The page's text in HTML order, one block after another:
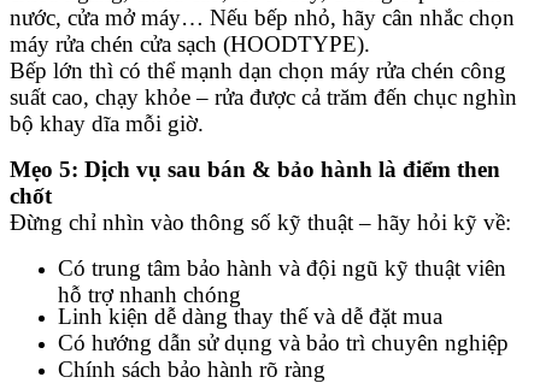
nước, cửa mở máy… Nếu bếp nhỏ, hãy cân nhắc chọn
máy rửa chén cửa sạch (HOODTYPE).
Bếp lớn thì có thể mạnh dạn chọn máy rửa chén công
suất cao, chạy khỏe – rửa được cả trăm đến chục nghìn
bộ khay dĩa mỗi giờ.
Mẹo 5: Dịch vụ sau bán & bảo hành là điểm then
chốt
Đừng chỉ nhìn vào thông số kỹ thuật – hãy hỏi kỹ về:
Có trung tâm bảo hành và đội ngũ kỹ thuật viên
hỗ trợ nhanh chóng
Linh kiện dễ dàng thay thế và dễ đặt mua
Có hướng dẫn sử dụng và bảo trì chuyên nghiệp
Chính sách bảo hành rõ ràng